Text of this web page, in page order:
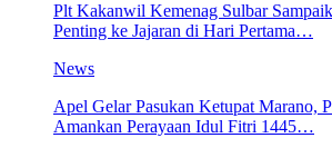
Plt Kakanwil Kemenag Sulbar
Penting ke Jajaran di Hari Pertama…
News
Apel Gelar Pasukan Ketupat Marano,
Amankan Perayaan Idul Fitri 1445…